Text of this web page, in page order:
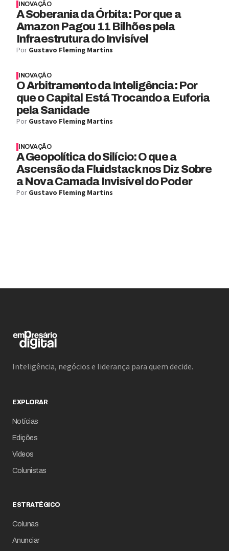
INOVAÇÃO
A Soberania da Órbita: Por que a
Amazon Pagou 11 Bilhões pela
Infraestrutura do Invisível
Por Gustavo Fleming Martins
INOVAÇÃO
O Arbitramento da Inteligência: Por
que o Capital Está Trocando a Euforia
pela Sanidade
Por Gustavo Fleming Martins
INOVAÇÃO
A Geopolítica do Silício: O que a
Ascensão da Fluidstack nos Diz Sobre
a Nova Camada Invisível do Poder
Por Gustavo Fleming Martins
Inteligência, negócios e liderança para quem decide.
EXPLORAR
Notícias
Edições
Vídeos
Colunistas
ESTRATÉGICO
Colunas
Anunciar